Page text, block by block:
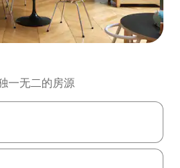
一无二的房源
下方向键查看，或通过点击或滑动手势